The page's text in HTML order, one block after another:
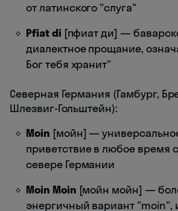
от латинского "слуга"
Pfiat di [пфиат ди] —
диалектное прощание,
Бог тебя хранит"
Северная Германия (Гамбург,
Шлезвиг-Гольштейн):
Moin [мойн] —
приветствие в любое время
севере Германии
Moin Moin [мойн мойн] —
энергичный вариант "moin",